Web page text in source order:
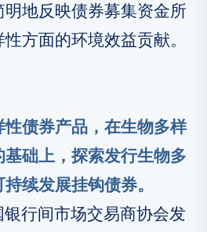
明地反映债券募集资金所
方面的环境效益贡献。
债券产品，在生物多样
础上，探索发行生物多
续发展挂钩债券。
行间市场交易商协会发